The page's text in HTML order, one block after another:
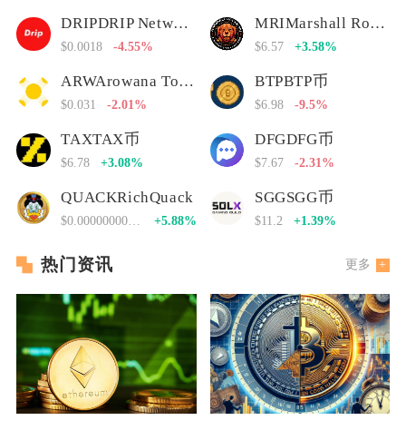
DRIPDRIP Network
$0.0018 -4.55%
MRIMarshall Rogan Inu
$6.57 +3.58%
ARWArowana Token
$0.031 -2.01%
BTPBTP币
$6.98 -9.5%
TAXTAX币
$6.78 +3.08%
DFGDFG币
$7.67 -2.31%
QUACKRichQuack
+5.88%
SGGSGG币
$11.2 +1.39%
热门资讯 更多